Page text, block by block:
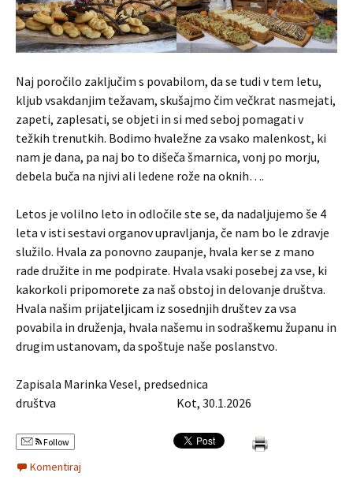
Naj poročilo zaključim s povabilom, da se tudi v tem letu,
kljub vsakdanjim težavam, skušajmo čim večkrat nasmejati,
zapeti, zaplesati, se objeti in si med seboj pomagati v
težkih trenutkih. Bodimo hvaležne za vsako malenkost, ki
nam je dana, pa naj bo to dišeča šmarnica, vonj po morju,
debela buča na njivi ali ledene rože na oknih….
Letos je volilno leto in odločile ste se, da nadaljujemo še 4
leta v isti sestavi organov upravljanja, če nam bo le zdravje
služilo. Hvala za ponovno zaupanje, hvala ker se z mano
rade družite in me podpirate. Hvala vsaki posebej za vse, ki
kakorkoli pripomorete za naš obstoj in delovanje društva.
Hvala našim prijateljicam iz sosednjih društev za vsa
povabila in druženja, hvala našemu in sodraškemu županu in
drugim ustanovam, da spoštuje naše poslanstvo.
Zapisala Marinka Vesel, predsednica
društva Kot, 30.1.2026
Follow
Komentiraj